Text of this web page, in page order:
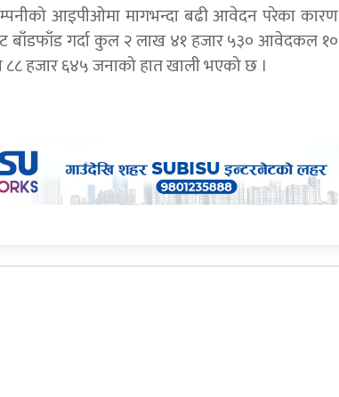
आइपीओमा मागभन्दा बढी आवेदन परेका कारण
बाँडफाँड गर्दा कुल २ लाख ४१ हजार ५३० आवेदकल १०
हजार ६४५ जनाको हात खाली भएको छ ।